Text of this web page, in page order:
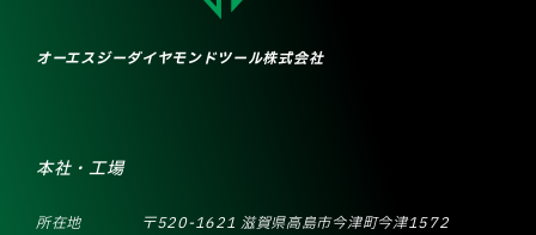
オーエスジーダイヤモンドツール株式会社
本社・工場
所在地
〒520-1621 滋賀県高島市今津町今津1572